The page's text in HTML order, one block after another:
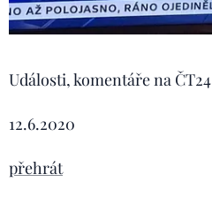
Události, komentáře na ČT24
12.6.2020
přehrát